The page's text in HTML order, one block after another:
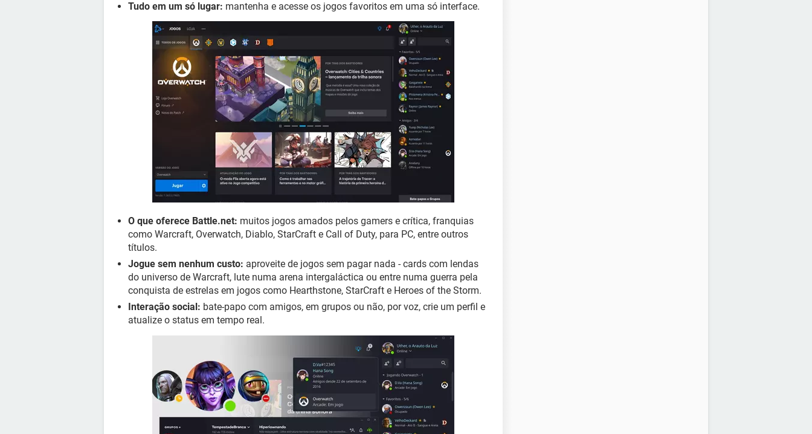
Tudo em um só lugar: mantenha e acesse os jogos favoritos em uma só interface.
O que oferece Battle.net: muitos jogos amados pelos gamers e crítica, franquias
como Warcraft, Overwatch, Diablo, StarCraft e Call of Duty, para PC, entre outros
títulos.
Jogue sem nenhum custo: aproveite de jogos sem pagar nada - cards com lendas
do universo de Warcraft, lute numa arena intergaláctica ou entre numa guerra pela
conquista de estrelas em jogos como Hearthstone, StarCraft e Heroes of the Storm.
Interação social: bate-papo com amigos, em grupos ou não, por voz, crie um perfil e
atualize o status em tempo real.